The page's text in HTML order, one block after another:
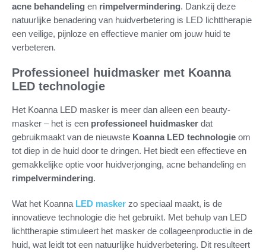
acne behandeling en rimpelvermindering. Dankzij deze
natuurlijke benadering van huidverbetering is LED lichttherapie
een veilige, pijnloze en effectieve manier om jouw huid te
verbeteren.
Professioneel huidmasker met Koanna
LED technologie
Het Koanna LED masker is meer dan alleen een beauty-
masker – het is een professioneel huidmasker dat
gebruikmaakt van de nieuwste Koanna LED technologie om
tot diep in de huid door te dringen. Het biedt een effectieve en
gemakkelijke optie voor huidverjonging, acne behandeling en
rimpelvermindering.
Wat het Koanna LED masker zo speciaal maakt, is de
innovatieve technologie die het gebruikt. Met behulp van LED
lichttherapie stimuleert het masker de collageenproductie in de
huid, wat leidt tot een natuurlijke huidverbetering. Dit resulteert